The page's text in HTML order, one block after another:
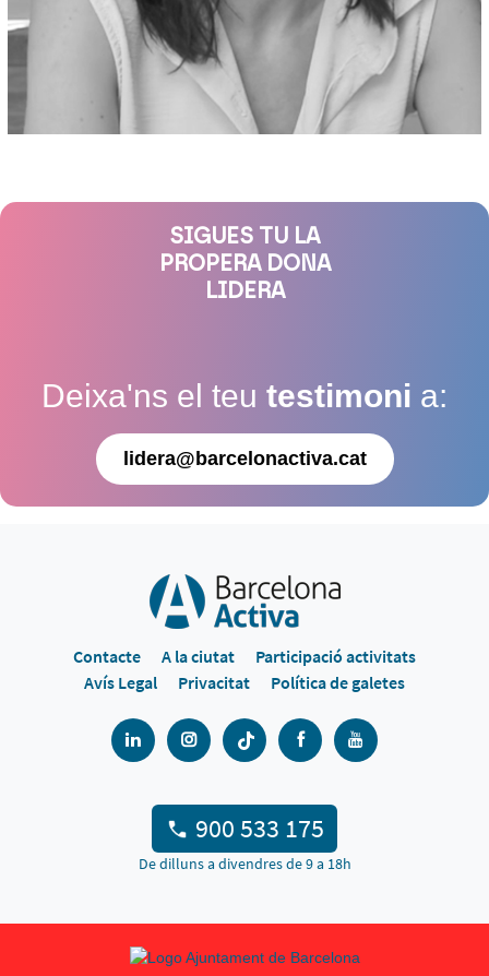
SIGUES TU LA
PROPERA DONA
LIDERA
Deixa'ns el teu testimoni a:
lidera@barcelonactiva.cat
Contacte A la ciutat
Participació activitats
Avís Legal
Privacitat Política de galetes
900 533 175
De dilluns a divendres de 9 a 18h